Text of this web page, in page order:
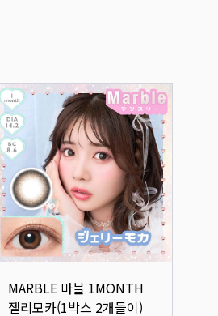
MARBLE 마블 1MONTH
젤리모카(1박스 2개들이)